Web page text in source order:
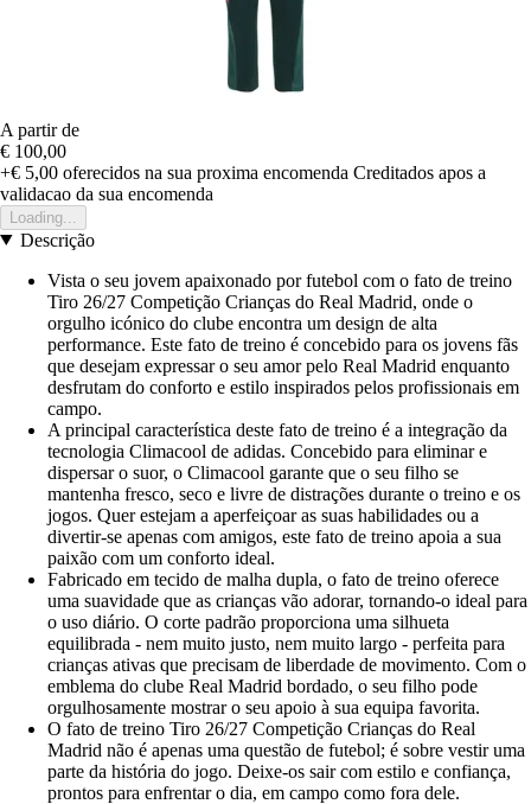
A partir de
€ 100,00
+€ 5,00 oferecidos na sua proxima encomenda Creditados apos a
validacao da sua encomenda
Loading...
Descrição
Vista o seu jovem apaixonado por futebol com o fato de treino
Tiro 26/27 Competição Crianças do Real Madrid, onde o
orgulho icónico do clube encontra um design de alta
performance. Este fato de treino é concebido para os jovens fãs
que desejam expressar o seu amor pelo Real Madrid enquanto
desfrutam do conforto e estilo inspirados pelos profissionais em
campo.
A principal característica deste fato de treino é a integração da
tecnologia Climacool de adidas. Concebido para eliminar e
dispersar o suor, o Climacool garante que o seu filho se
mantenha fresco, seco e livre de distrações durante o treino e os
jogos. Quer estejam a aperfeiçoar as suas habilidades ou a
divertir-se apenas com amigos, este fato de treino apoia a sua
paixão com um conforto ideal.
Fabricado em tecido de malha dupla, o fato de treino oferece
uma suavidade que as crianças vão adorar, tornando-o ideal para
o uso diário. O corte padrão proporciona uma silhueta
equilibrada - nem muito justo, nem muito largo - perfeita para
crianças ativas que precisam de liberdade de movimento. Com o
emblema do clube Real Madrid bordado, o seu filho pode
orgulhosamente mostrar o seu apoio à sua equipa favorita.
O fato de treino Tiro 26/27 Competição Crianças do Real
Madrid não é apenas uma questão de futebol; é sobre vestir uma
parte da história do jogo. Deixe-os sair com estilo e confiança,
prontos para enfrentar o dia, em campo como fora dele.